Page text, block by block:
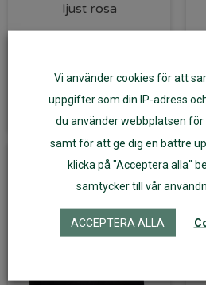
ljust rosa
Läs mer
Vi använder cookies för att
uppgifter som din IP-adress
du använder webbplatsen
samt för att ge dig en bättre
klicka på "Acceptera alla"
samtycker till vår
ACCEPTERA ALLA